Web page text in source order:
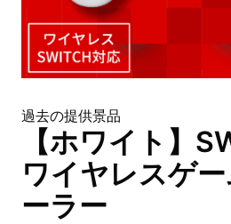
過去の提供景品
【ホワイト】
ワイヤレスゲ
ーラー